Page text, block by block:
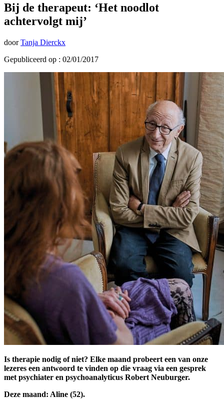
Bij de therapeut: ‘Het noodlot
achtervolgt mij’
door Tanja Dierckx
Gepubliceerd op : 02/01/2017
Is therapie nodig of niet? Elke maand probeert een van onze
lezeres een antwoord te vinden op die vraag via een gesprek
met psychiater en psychoanalyticus Robert Neuburger.
Deze maand: Aline (52).